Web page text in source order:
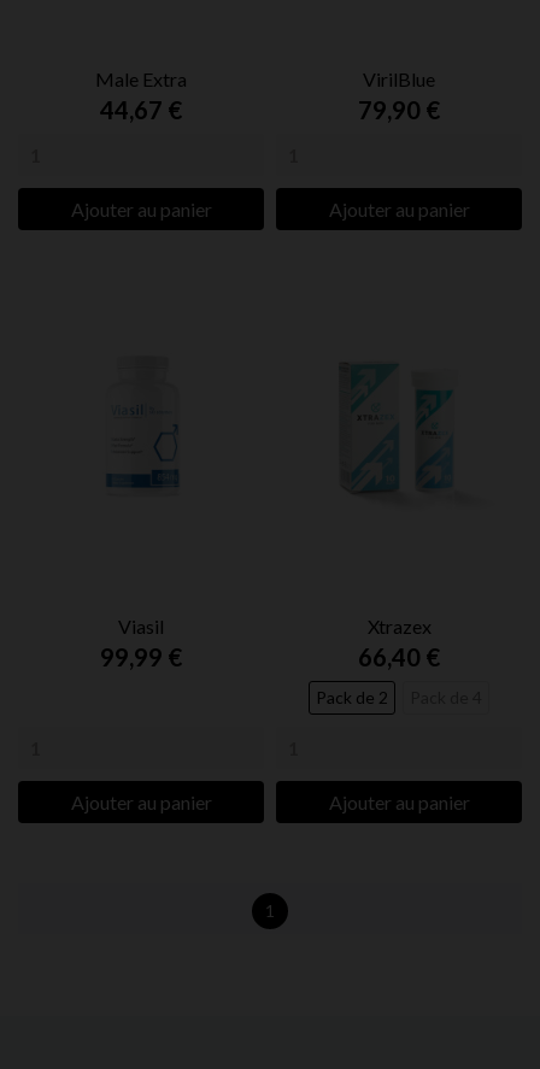
Male Extra
44,67 €
Ajouter au panier
VirilBlue
79,90 €
Ajouter au panier
Viasil
99,99 €
Ajouter au panier
Xtrazex
66,40 €
Pack de 2
Ajouter au panier
1